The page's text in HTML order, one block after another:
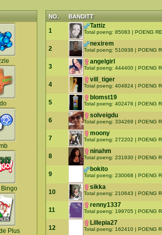
Bingo
Plus
NO. BANDITT
1
Tattiz
Total poeng: 85083 | POENG
2
nexirem
Total poeng: 510938 | POENG
3
angelgirl
Total poeng: 444400 | POENG
4
vill_tiger
Total poeng: 404824 | POENG
5
blomst19
Total poeng: 402476 | POENG
6
solveigdu
Total poeng: 334269 | POENG
7
moony
Total poeng: 272202 | POENG
8
ninahm
Total poeng: 231930 | POENG
9
bokito
Total poeng: 230068 | POENG
10
sikka
Total poeng: 210643 | POENG
11
renny1337
Total poeng: 199705 | POENG
12
Lillepia27
Total poeng: 162410 | POENG